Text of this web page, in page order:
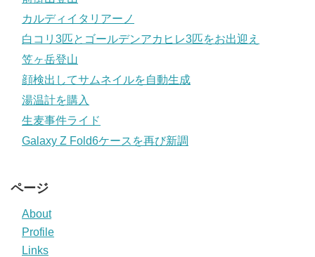
カルディイタリアーノ
白コリ3匹とゴールデンアカヒレ3匹をお出迎え
笠ヶ岳登山
顔検出してサムネイルを自動生成
湯温計を購入
生麦事件ライド
Galaxy Z Fold6ケースを再び新調
ページ
About
Profile
Links